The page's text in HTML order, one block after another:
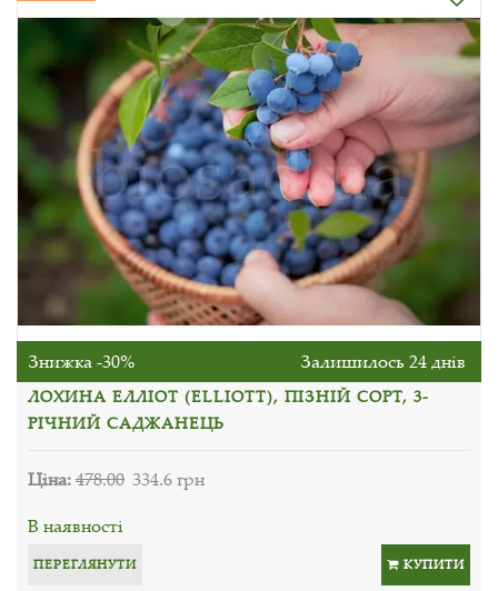
Знижка -30% Залишилось 24 днів
ЛОХИНА ЕЛЛІОТ (ELLIOTT), ПІЗНІЙ СОРТ, 3-
РІЧНИЙ САДЖАНЕЦЬ
Ціна:478.00 334.6 грн
В наявності
ПЕРЕГЛЯНУТИ КУПИТИ